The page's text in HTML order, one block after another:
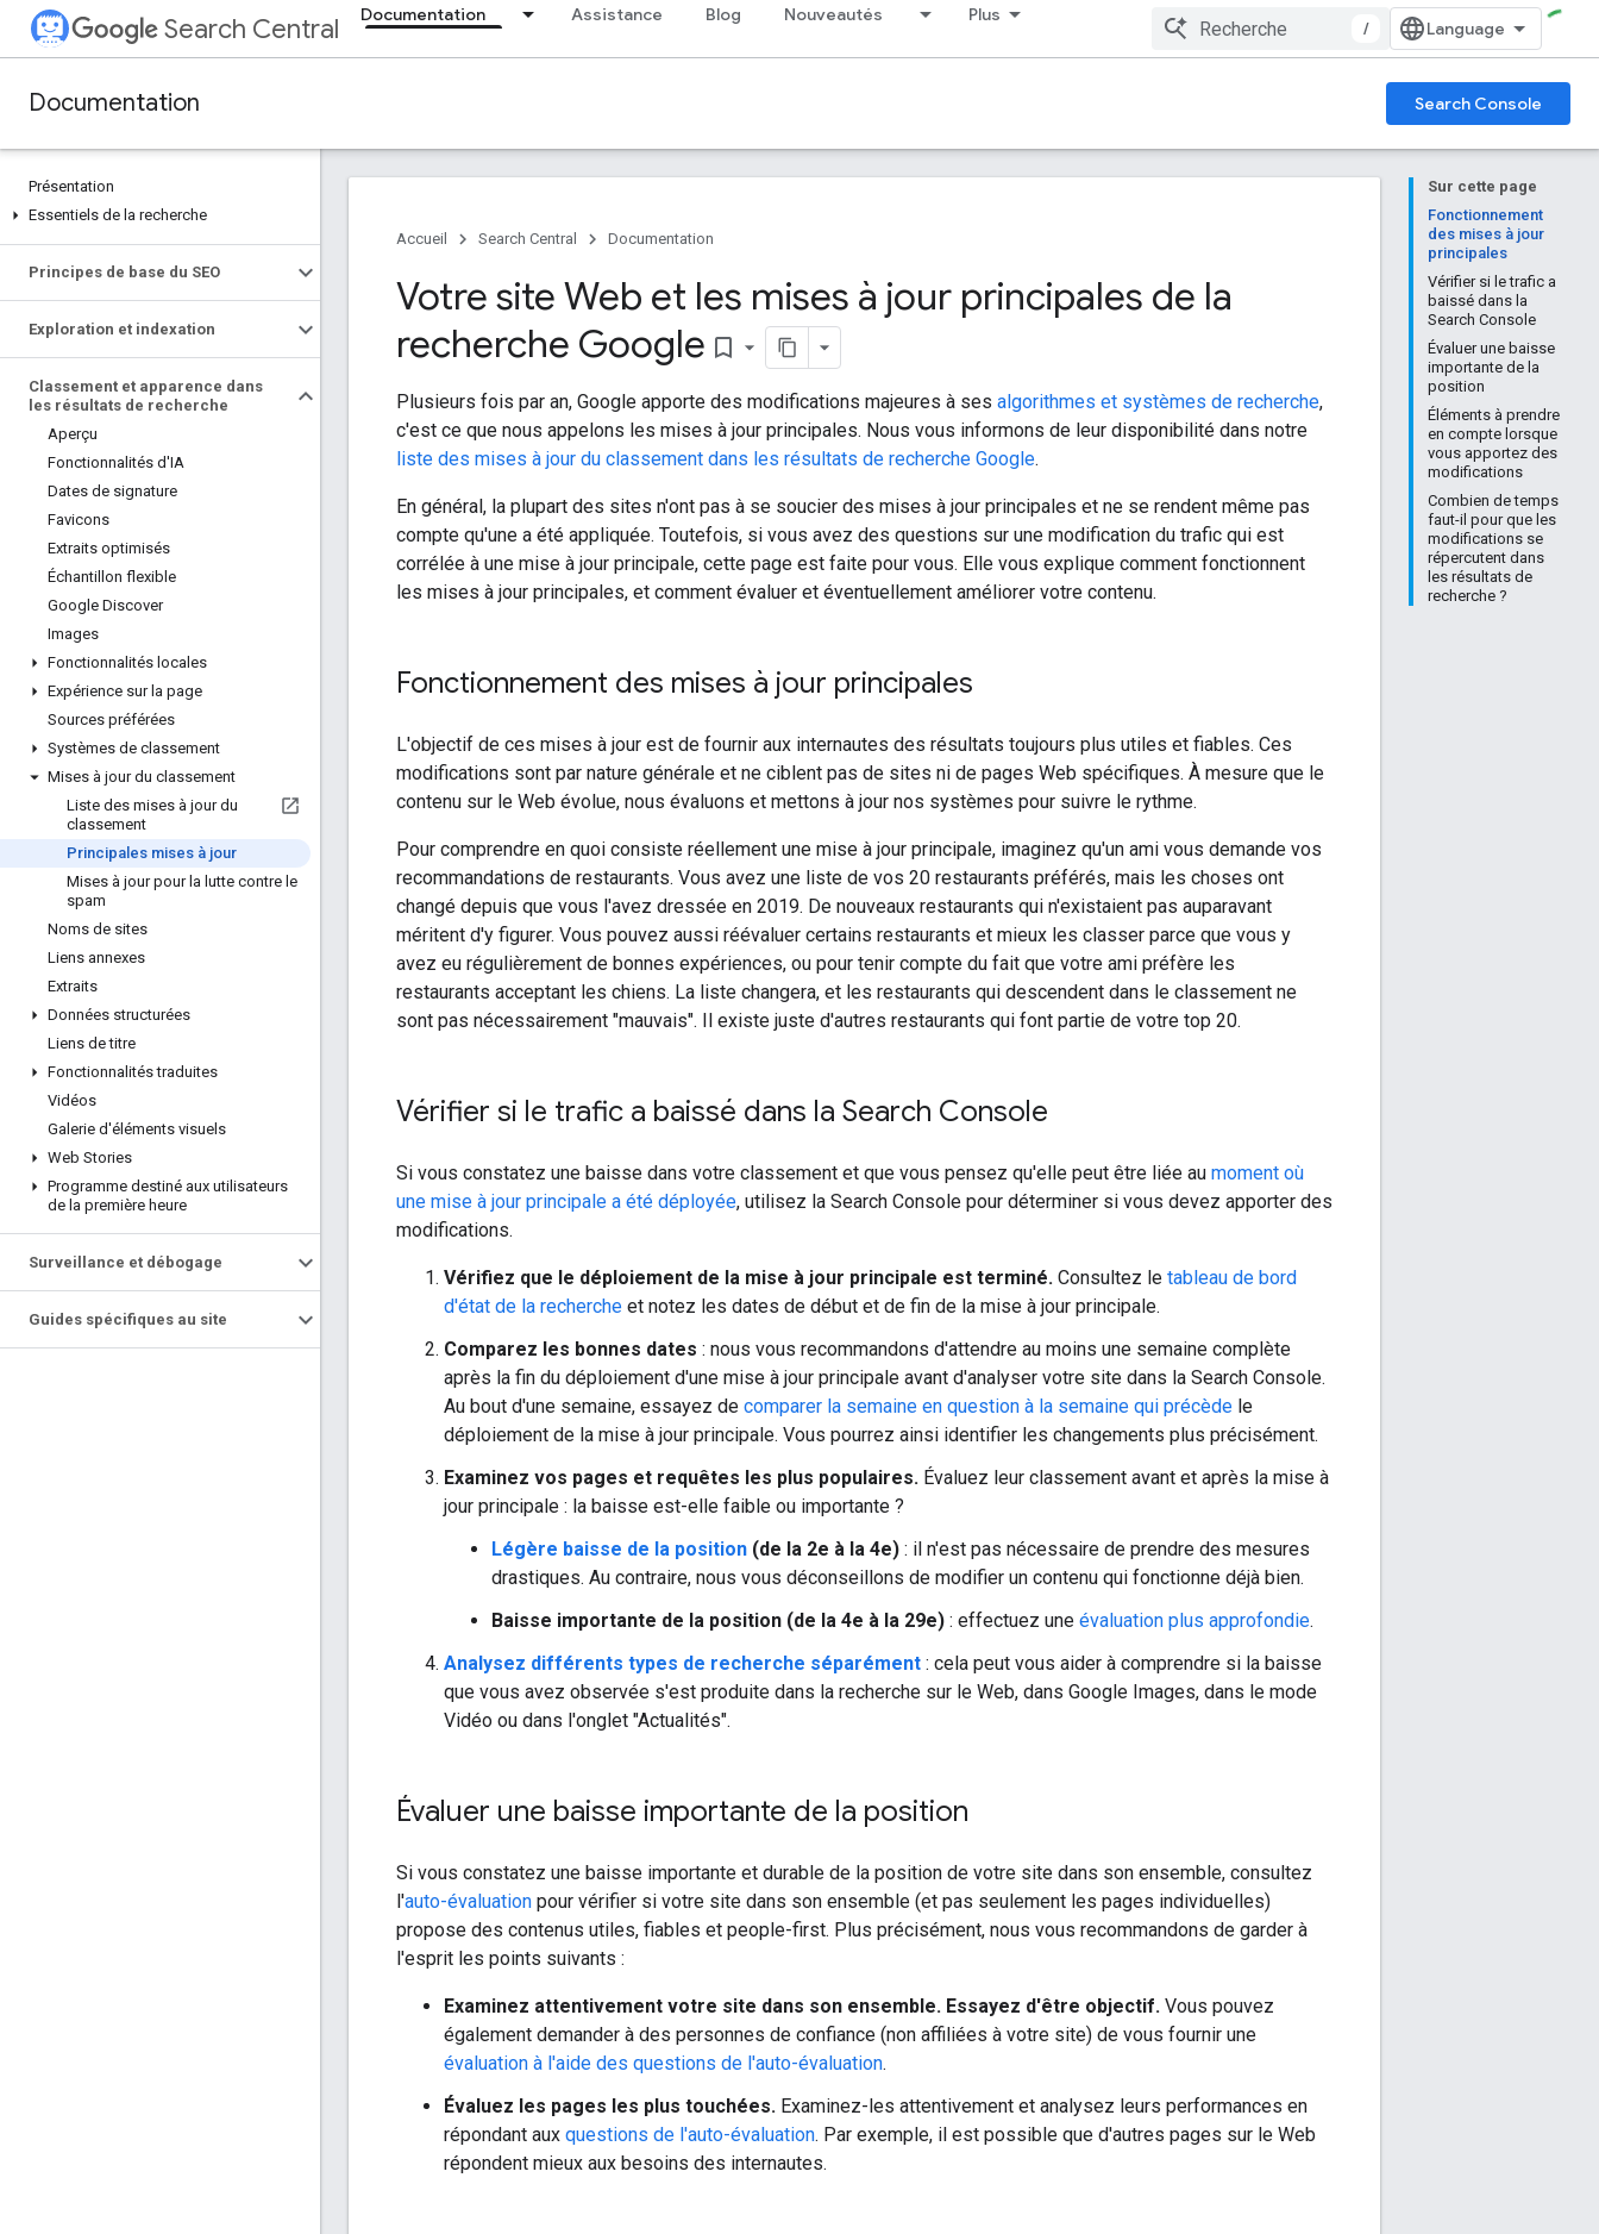
Search Central Documentation Assistance Blog Nouveautés Plus
/
Documentation Search Console
Présentation
Essentiels de la recherche
Principes de base du SEO
Exploration et indexation
Classement et apparence dans
les résultats de recherche
Aperçu
Fonctionnalités d'IA
Dates de signature
Favicons
Extraits optimisés
Échantillon flexible
Google Discover
Images
Fonctionnalités locales
Expérience sur la page
Sources préférées
Systèmes de classement
Mises à jour du classement
Liste des mises à jour du
classement
Principales mises à jour
Mises à jour pour la lutte contre le
spam
Noms de sites
Liens annexes
Extraits
Données structurées
Liens de titre
Fonctionnalités traduites
Vidéos
Galerie d'éléments visuels
Web Stories
Programme destiné aux utilisateurs
de la première heure
Surveillance et débogage
Guides spécifiques au site
Sur cette page
Fonctionnement
des mises à jour
principales
Vérifier si le trafic a
baissé dans la
Search Console
Évaluer une baisse
importante de la
position
Éléments à prendre
en compte lorsque
vous apportez des
modifications
Combien de temps
faut-il pour que les
modifications se
répercutent dans
les résultats de
recherche ?
Accueil Search Central Documentation
Votre site Web et les mises à jour principales de la
recherche Google bookmark_border
Plusieurs fois par an, Google apporte des modifications majeures à ses algorithmes et systèmes de recherche,
c'est ce que nous appelons les mises à jour principales. Nous vous informons de leur disponibilité dans notre
liste des mises à jour du classement dans les résultats de recherche Google.
En général, la plupart des sites n'ont pas à se soucier des mises à jour principales et ne se rendent même pas
compte qu'une a été appliquée. Toutefois, si vous avez des questions sur une modification du trafic qui est
corrélée à une mise à jour principale, cette page est faite pour vous. Elle vous explique comment fonctionnent
les mises à jour principales, et comment évaluer et éventuellement améliorer votre contenu.
Fonctionnement des mises à jour principales
L'objectif de ces mises à jour est de fournir aux internautes des résultats toujours plus utiles et fiables. Ces
modifications sont par nature générale et ne ciblent pas de sites ni de pages Web spécifiques. À mesure que le
contenu sur le Web évolue, nous évaluons et mettons à jour nos systèmes pour suivre le rythme.
Pour comprendre en quoi consiste réellement une mise à jour principale, imaginez qu'un ami vous demande vos
recommandations de restaurants. Vous avez une liste de vos 20 restaurants préférés, mais les choses ont
changé depuis que vous l'avez dressée en 2019. De nouveaux restaurants qui n'existaient pas auparavant
méritent d'y figurer. Vous pouvez aussi réévaluer certains restaurants et mieux les classer parce que vous y
avez eu régulièrement de bonnes expériences, ou pour tenir compte du fait que votre ami préfère les
restaurants acceptant les chiens. La liste changera, et les restaurants qui descendent dans le classement ne
sont pas nécessairement "mauvais". Il existe juste d'autres restaurants qui font partie de votre top 20.
Vérifier si le trafic a baissé dans la Search Console
Si vous constatez une baisse dans votre classement et que vous pensez qu'elle peut être liée au moment où
une mise à jour principale a été déployée, utilisez la Search Console pour déterminer si vous devez apporter des
modifications.
Vérifiez que le déploiement de la mise à jour principale est terminé. Consultez le tableau de bord
d'état de la recherche et notez les dates de début et de fin de la mise à jour principale.
Comparez les bonnes dates : nous vous recommandons d'attendre au moins une semaine complète
après la fin du déploiement d'une mise à jour principale avant d'analyser votre site dans la Search Console.
Au bout d'une semaine, essayez de comparer la semaine en question à la semaine qui précède le
déploiement de la mise à jour principale. Vous pourrez ainsi identifier les changements plus précisément.
Examinez vos pages et requêtes les plus populaires. Évaluez leur classement avant et après la mise à
jour principale : la baisse est-elle faible ou importante ?
Légère baisse de la position (de la 2e à la 4e) : il n'est pas nécessaire de prendre des mesures
drastiques. Au contraire, nous vous déconseillons de modifier un contenu qui fonctionne déjà bien.
Baisse importante de la position (de la 4e à la 29e) : effectuez une évaluation plus approfondie.
Analysez différents types de recherche séparément : cela peut vous aider à comprendre si la baisse
que vous avez observée s'est produite dans la recherche sur le Web, dans Google Images, dans le mode
Vidéo ou dans l'onglet "Actualités".
Évaluer une baisse importante de la position
Si vous constatez une baisse importante et durable de la position de votre site dans son ensemble, consultez
l'auto-évaluation pour vérifier si votre site dans son ensemble (et pas seulement les pages individuelles)
propose des contenus utiles, fiables et people-first. Plus précisément, nous vous recommandons de garder à
l'esprit les points suivants :
Examinez attentivement votre site dans son ensemble. Essayez d'être objectif. Vous pouvez
également demander à des personnes de confiance (non affiliées à votre site) de vous fournir une
évaluation à l'aide des questions de l'auto-évaluation.
Évaluez les pages les plus touchées. Examinez-les attentivement et analysez leurs performances en
répondant aux questions de l'auto-évaluation. Par exemple, il est possible que d'autres pages sur le Web
répondent mieux aux besoins des internautes.